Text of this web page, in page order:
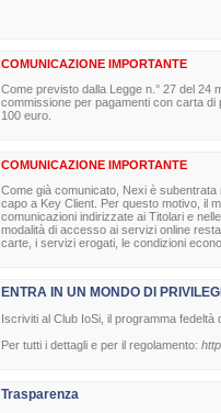
COMUNICAZIONE IMPORTANTE
Come previsto dalla Legge n.° 27 del 24
commissione per pagamenti con carta
100 euro.
COMUNICAZIONE IMPORTANTE
Come già comunicato, Nexi è
capo a Key Client. Per questo motivo, il
comunicazioni indirizzate ai Titolari e
modalità di accesso ai servizi online
carte, i servizi erogati, le condizioni
ENTRA IN UN MONDO DI
Iscriviti al Club IoSi, il programma
Per tutti i dettagli e per il regolamento:
Trasparenza